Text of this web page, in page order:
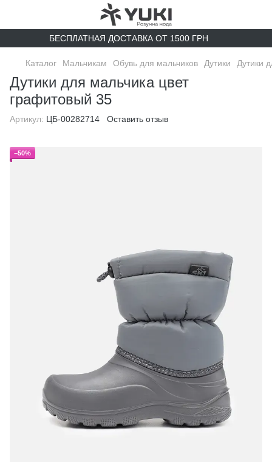
БЕСПЛАТНАЯ ДОСТАВКА ОТ 1500 ГРН
Каталог Мальчикам Обувь для мальчиков Дутики Дутики
Дутики для мальчика цвет
графитовый 35
Артикул: ЦБ-00282714 Оставить отзыв
−50%